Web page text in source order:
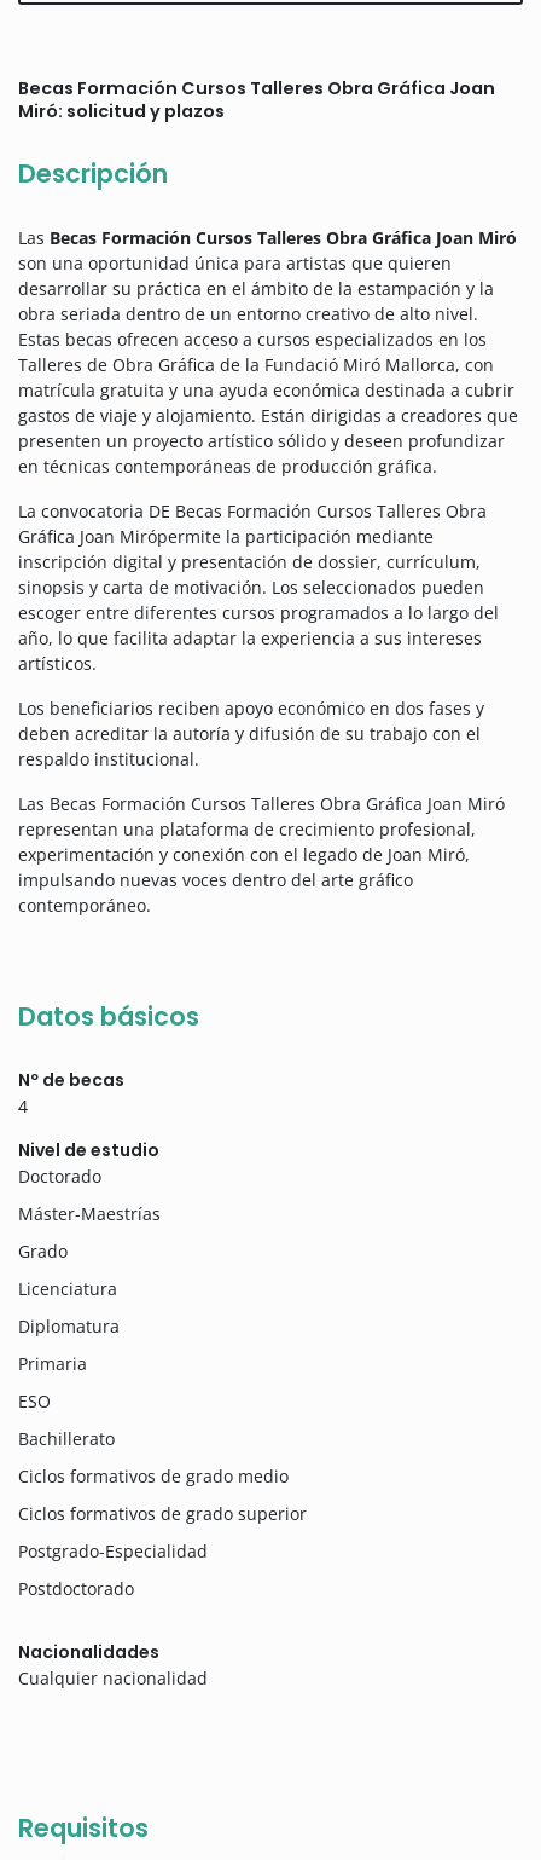
Becas Formación Cursos Talleres Obra Gráfica Joan
Miró: solicitud y plazos
Descripción
Las Becas Formación Cursos Talleres Obra Gráfica Joan Miró
son una oportunidad única para artistas que quieren
desarrollar su práctica en el ámbito de la estampación y la
obra seriada dentro de un entorno creativo de alto nivel.
Estas becas ofrecen acceso a cursos especializados en los
Talleres de Obra Gráfica de la Fundació Miró Mallorca, con
matrícula gratuita y una ayuda económica destinada a cubrir
gastos de viaje y alojamiento. Están dirigidas a creadores que
presenten un proyecto artístico sólido y deseen profundizar
en técnicas contemporáneas de producción gráfica.
La convocatoria DE Becas Formación Cursos Talleres Obra
Gráfica Joan Mirópermite la participación mediante
inscripción digital y presentación de dossier, currículum,
sinopsis y carta de motivación. Los seleccionados pueden
escoger entre diferentes cursos programados a lo largo del
año, lo que facilita adaptar la experiencia a sus intereses
artísticos.
Los beneficiarios reciben apoyo económico en dos fases y
deben acreditar la autoría y difusión de su trabajo con el
respaldo institucional.
Las Becas Formación Cursos Talleres Obra Gráfica Joan Miró
representan una plataforma de crecimiento profesional,
experimentación y conexión con el legado de Joan Miró,
impulsando nuevas voces dentro del arte gráfico
contemporáneo.
Datos básicos
Nº de becas
4
Nivel de estudio
Doctorado
Máster-Maestrías
Grado
Licenciatura
Diplomatura
Primaria
ESO
Bachillerato
Ciclos formativos de grado medio
Ciclos formativos de grado superior
Postgrado-Especialidad
Postdoctorado
Nacionalidades
Cualquier nacionalidad
Requisitos